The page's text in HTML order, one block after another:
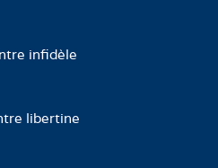
infidèle
libertine